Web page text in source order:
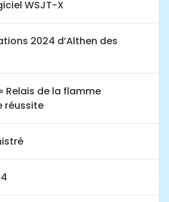
WSJT-X
2024 d’Althen des
Relais de la flamme
réussite